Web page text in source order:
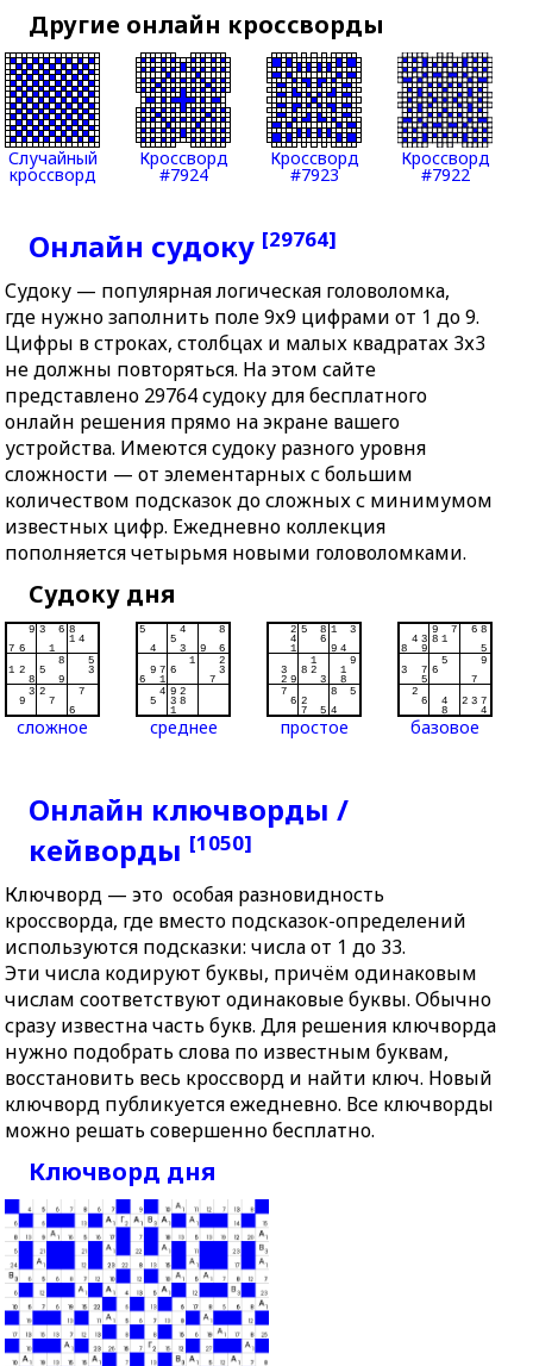
Другие онлайн кроссворды
Случайный
кроссворд
Кроссворд
#7924
Кроссворд
#7923
Кроссворд
#7922
Онлайн судоку [29764]
Судоку — популярная логическая головоломка,
где нужно заполнить поле 9х9 цифрами от 1 до 9.
Цифры в строках, столбцах и малых квадратах 3х3
не должны повторяться. На этом сайте
представлено 29764 судоку для бесплатного
онлайн решения прямо на экране вашего
устройства. Имеются судоку разного уровня
сложности — от элементарных с большим
количеством подсказок до сложных с минимумом
известных цифр. Ежедневно коллекция
пополняется четырьмя новыми головоломками.
Судоку дня
сложное среднее простое базовое
Онлайн ключворды /
кейворды [1050]
Ключворд — это особая разновидность
кроссворда, где вместо подсказок-определений
используются подсказки: числа от 1 до 33.
Эти числа кодируют буквы, причём одинаковым
числам соответствуют одинаковые буквы. Обычно
сразу известна часть букв. Для решения ключворда
нужно подобрать слова по известным буквам,
восстановить весь кроссворд и найти ключ. Новый
ключворд публикуется ежедневно. Все ключворды
можно решать совершенно бесплатно.
Ключворд дня